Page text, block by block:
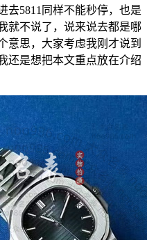
去5811同样不能秒停，也是
就不说了，说来说去都是哪
意思，大家考虑我刚才说到
还是想把本文重点放在介绍